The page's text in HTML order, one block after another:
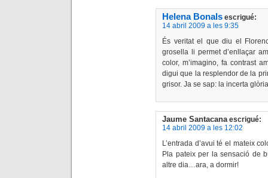
Helena Bonals escrigué:
14 abril 2009 a les 9:35
És veritat el que diu el
grosella li permet d’enllaçar
color, m’imagino, fa contrast
digui que la resplendor de la
grisor. Ja se sap: la incerta
Jaume Santacana escrigué:
14 abril 2009 a les 12:02
L’entrada d’avui té el mateix
Pla pateix per la sensació de
altre dia…ara, a dormir!